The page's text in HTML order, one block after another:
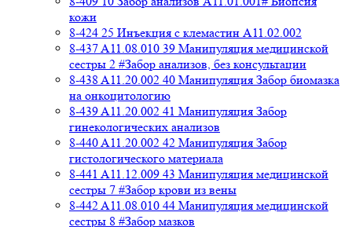
кожи
8-424 25 Инъекция с клемастин A11.02.002
8-437 A11.08.010 39 Манипуляция медицинской
сестры 2 #Забор анализов, без консультации
8-438 A11.20.002 40 Манипуляция Забор биомазка
на онкоцитологию
8-439 A11.20.002 41 Манипуляция Забор
гинекологических анализов
8-440 A11.20.002 42 Манипуляция Забор
гистологического материала
8-441 A11.12.009 43 Манипуляция медицинской
сестры 7 #Забор крови из вены
8-442 A11.08.010 44 Манипуляция медицинской
сестры 8 #Забор мазков